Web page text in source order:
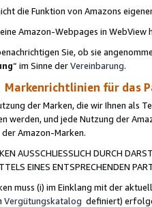
die Funktion von Amazons
Amazon-Webpages in WebView
Sie, ob sie
“ im Sinne derVereinbarung.
Markenrichtlinien für das
der Marken, die wir Ihnen als
werden, und jede Nutzung der
Amazon-Marken.
AUSSCHLIESSLICH DURCH
EINES ENTSPRECHENDEN
muss (i) im Einklang mit der
Vergütungskatalog definiert)